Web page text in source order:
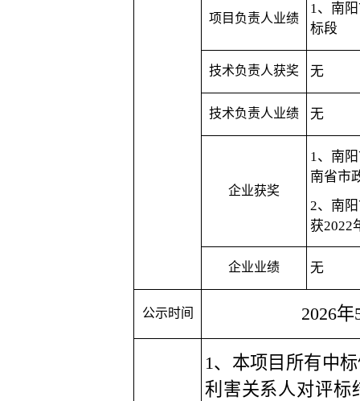
项目负责人业绩
1、 南
标段
技术负责人获奖 无
技术负责人业绩 无
企业获奖
1、 南
南省市
2、 南
获2022
企业业绩 无
公示时间 2026年
1、本项目所有中
利害关系人对评标